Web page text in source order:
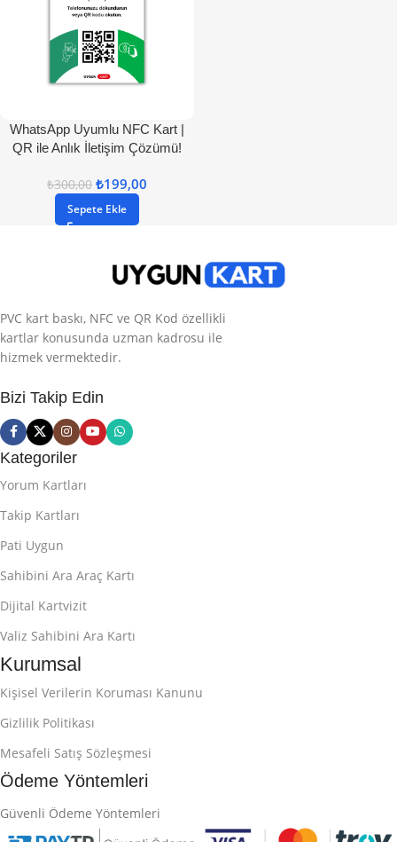
WhatsApp Uyumlu NFC Kart |
QR ile Anlık İletişim Çözümü!
₺300,00 ₺199,00
Sepete Ekle
PVC kart baskı, NFC ve QR Kod özellikli
kartlar konusunda uzman kadrosu ile
hizmek vermektedir.
Bizi Takip Edin
Kategoriler
Yorum Kartları
Takip Kartları
Pati Uygun
Sahibini Ara Araç Kartı
Dijital Kartvizit
Valiz Sahibini Ara Kartı
Kurumsal
Kişisel Verilerin Koruması Kanunu
Gizlilik Politikası
Mesafeli Satış Sözleşmesi
Ödeme Yöntemleri
Güvenli Ödeme Yöntemleri